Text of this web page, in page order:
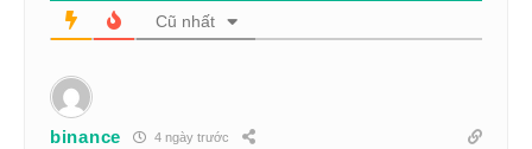
Cũ nhất
binance 4 ngày trước